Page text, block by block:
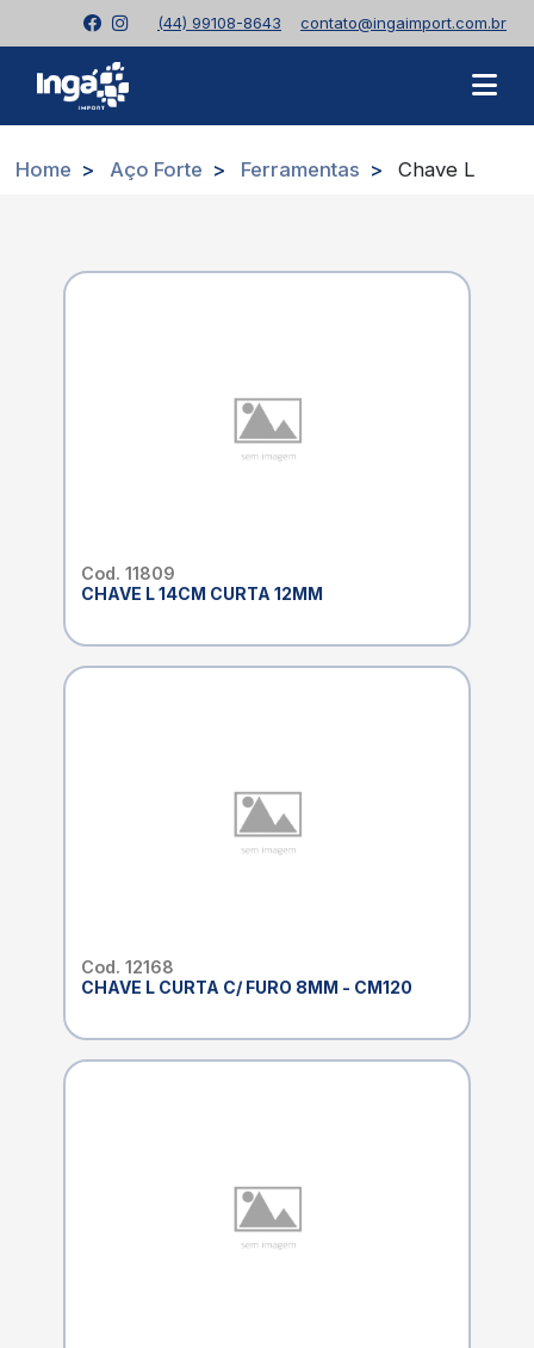
(44) 99108-8643 contato@ingaimport.com.br
Home Aço Forte Ferramentas Chave L
Cod. 11809
CHAVE L 14CM CURTA 12MM
Cod. 12168
CHAVE L CURTA C/ FURO 8MM - CM120